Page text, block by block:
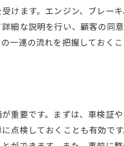
長期的な視点で選ぶ
けます。エンジン、ブレー
細な説明を行い、顧客の同
一連の流れを把握しておく
重要です。まずは、車検証
点検しておくことも有効で